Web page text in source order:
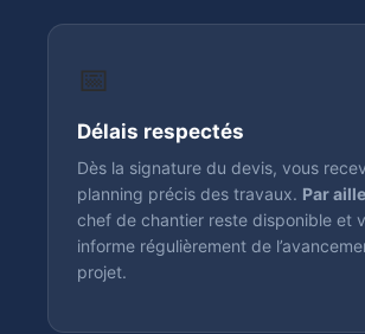
📅
Délais respectés
Dès la signature du devis, vous
planning précis des travaux. Par
chef de chantier reste disponible et
informe régulièrement de
projet.